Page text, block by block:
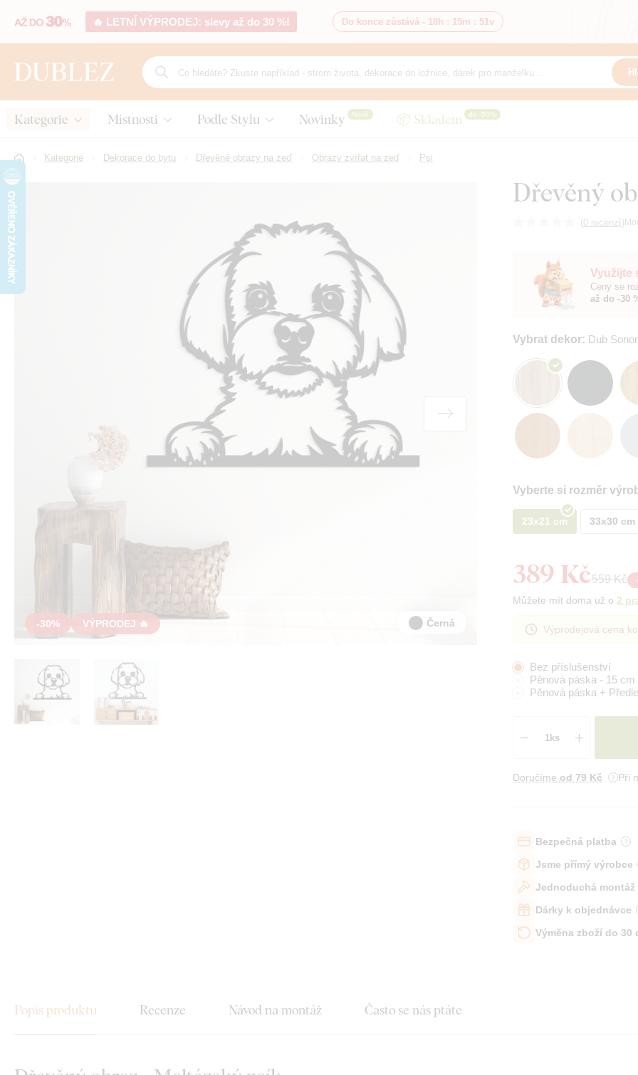
🔥 LETNÍ VÝPRODEJ: slevy až do 30 %! Do konce zůstává - 18h : 15m : 49v
Kategorie Místnosti Podle Stylu Novinky Nové 📦 Skladem do -50%
Kategorie Dekorace do bytu Dřevěné obrazy na zeď Obrazy zvířat na zeď Psi
Dřevěný
(0 recenzí)
-30% VÝPRODEJ 🔥 Černá
Využijte
Ceny se
až do -30
Vybrat dekor: Dub
Vyberte si rozměr
23x21 cm 33x30 cm
389 Kč559 Kč -
Můžete mít doma už o 2
Výprodejová cena
Bez příslušenství
Pěnová páska - 15 cm
Pěnová páska +
Doručíme od 79 Kč Při
Bezpečná platba
Jsme přímý výrobce
Jednoduchá montáž
Dárky k objednávce
Výměna zboží do 30
Popis produktu Recenze Návod na montáž Často se nás ptáte